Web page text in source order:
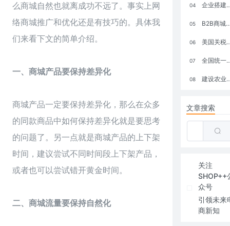
么商城自然也就离成功不远了。事实上网
络商城推广和优化还是有技巧的。具体我
们来看下文的简单介绍。
一、商城产品要保持差异化
商城产品一定要保持差异化，那么在众多
的同款商品中如何保持差异化就是要思考
的问题了。另一点就是商城产品的上下架
时间，建议尝试不同时间段上下架产品，
或者也可以尝试错开黄金时间。
二、商城流量要保持自然化
04 企业搭建积分商城系统要注意什么？
05 B2B商城系统搭建：开发语言、功能、优势分析
06 美国关税政策冲击全球电商格局：五大类平台受重创，转型与自救成关键
07 全国统一大市场：电商如何掘金新蓝海？
08 建设农业强国，网上商城来助力！
文章搜索
关注
SHOP++
众号
引领未来
商新知